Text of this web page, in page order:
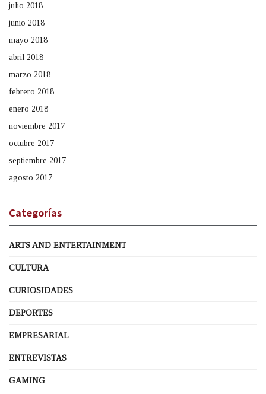
julio 2018
junio 2018
mayo 2018
abril 2018
marzo 2018
febrero 2018
enero 2018
noviembre 2017
octubre 2017
septiembre 2017
agosto 2017
Categorías
ARTS AND ENTERTAINMENT
CULTURA
CURIOSIDADES
DEPORTES
EMPRESARIAL
ENTREVISTAS
GAMING